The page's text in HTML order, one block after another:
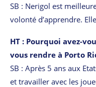
SB : Nerigol est
volonté d’apprendre.
HT : Pourquoi avez-
vous rendre à Porto
SB : Après 5 ans aux
et travailler avec les